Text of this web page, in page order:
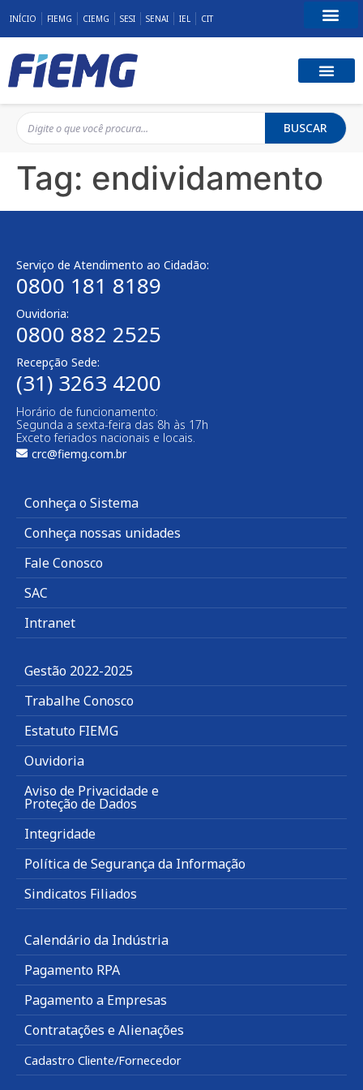
INÍCIO FIEMG CIEMG SESI SENAI IEL CIT
BUSCAR
Tag: endividamento
Serviço de Atendimento ao Cidadão:
0800 181 8189
Ouvidoria:
0800 882 2525
Recepção Sede:
(31) 3263 4200
Horário de funcionamento:
Segunda a sexta-feira das 8h às 17h
Exceto feriados nacionais e locais.
crc@fiemg.com.br
Conheça o Sistema
Conheça nossas unidades
Fale Conosco
SAC
Intranet
Gestão 2022-2025
Trabalhe Conosco
Estatuto FIEMG
Ouvidoria
Aviso de Privacidade e
Proteção de Dados
Integridade
Política de Segurança da Informação
Sindicatos Filiados
Calendário da Indústria
Pagamento RPA
Pagamento a Empresas
Contratações e Alienações
Cadastro Cliente/Fornecedor